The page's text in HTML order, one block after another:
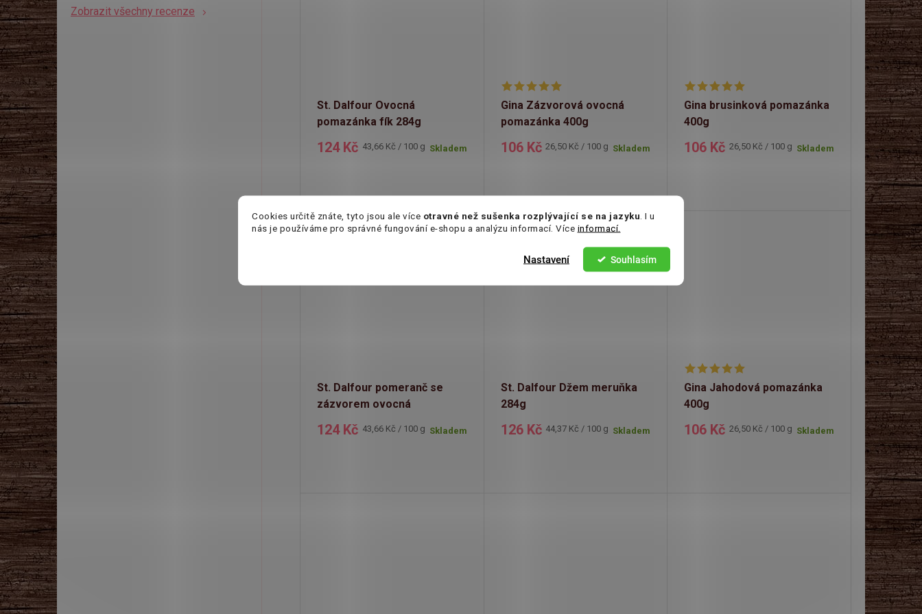
Cookies určitě znáte, tyto jsou ale více otravné než sušenka rozplývající se na jazyku . I u
nás je používáme pro správné fungování e-shopu a analýzu informací. Více informací.
Souhlasím
Nastavení
Zobrazit všechny recenze
St. Dalfour Ovocná
pomazánka fík 284g
124 Kč Měrná
43,66 Kč / 100 g Skladem
Gina Zázvorová ovocná
pomazánka 400g
106 Kč Měrná
26,50 Kč / 100 g Skladem
Gina brusinková pomazánka
400g
106 Kč Měrná
26,50 Kč / 100 g Skladem
St. Dalfour pomeranč se
zázvorem ovocná
124 Kč Měrná
43,66 Kč / 100 g Skladem
St. Dalfour Džem meruňka
284g
126 Kč Měrná
44,37 Kč / 100 g Skladem
Gina Jahodová pomazánka
400g
106 Kč Měrná
26,50 Kč / 100 g Skladem